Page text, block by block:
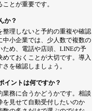
とが重要です。
か？
理しないと予約の重複や確認
小企業では、少人数で複数の
め、電話や店頭、LINEの予
ておくことが大切です。導入
を確認しましょう。
イントは何ですか？
務に合うかどうかです。相談
を見せて自動受付したいのか